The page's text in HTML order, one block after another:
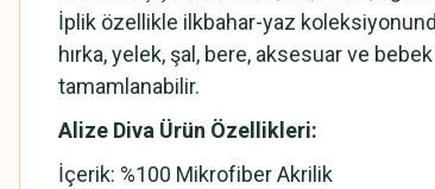
İplik özellikle ilkbahar-yaz
hırka, yelek, şal, bere, aksesuar ve
tamamlanabilir.
Alize Diva Ürün Özellikleri:
İçerik: %100 Mikrofiber Akrilik